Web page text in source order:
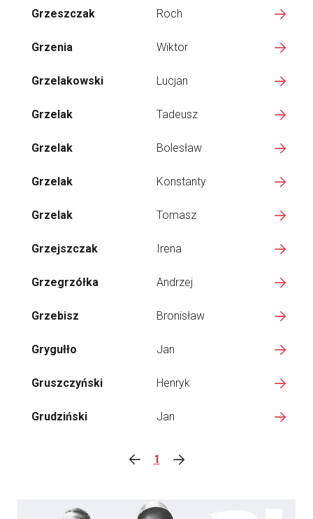
Grzeszczak Roch
Grzenia Wiktor
Grzelakowski Lucjan
Grzelak Tadeusz
Grzelak Bolesław
Grzelak Konstanty
Grzelak Tomasz
Grzejszczak Irena
Grzegrzółka Andrzej
Grzebisz Bronisław
Grygułło Jan
Gruszczyński Henryk
Grudziński Jan
1